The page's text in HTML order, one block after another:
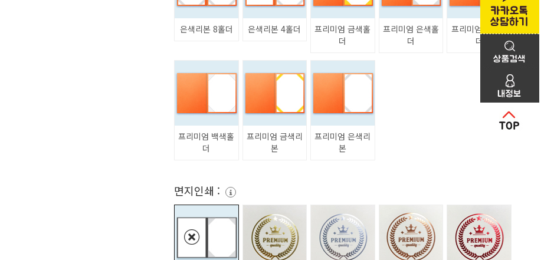
은색리본 8홀더 은색리본 4홀더
프리미엄 금색홀
더
프리미엄 은색홀
더
프리미엄 청색홀
더
프리미엄 백색홀
더
프리미엄 금색리
본
프리미엄 은색리
본
면지인쇄 :